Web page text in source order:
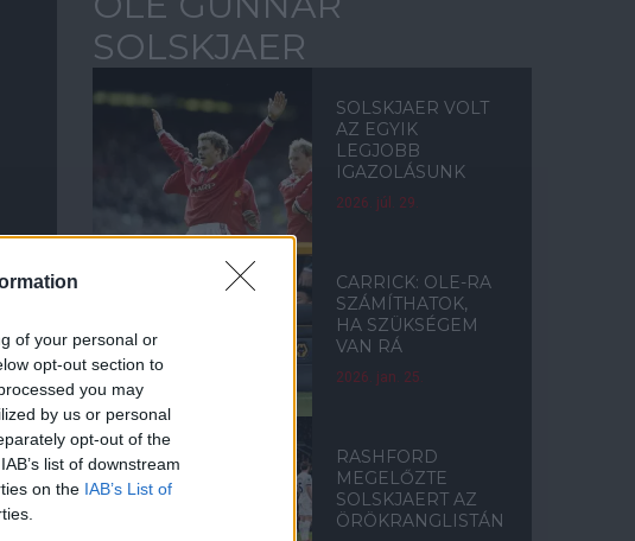
of your personal or
opt-out section to
you may
by us or personal
opt-out of the
list of downstream
on the IAB’s List of
SOLSKJAER
SOLSKJAER VOLT
AZ EGYIK
LEGJOBB
IGAZOLÁSUNK
2026. júl. 29.
CARRICK: OLE-RA
SZÁMÍTHATOK,
HA SZÜKSÉGEM
VAN RÁ
2026. jan. 25.
RASHFORD
MEGELŐZTE
SOLSKJAERT AZ
ÖRÖKRANGLISTÁN